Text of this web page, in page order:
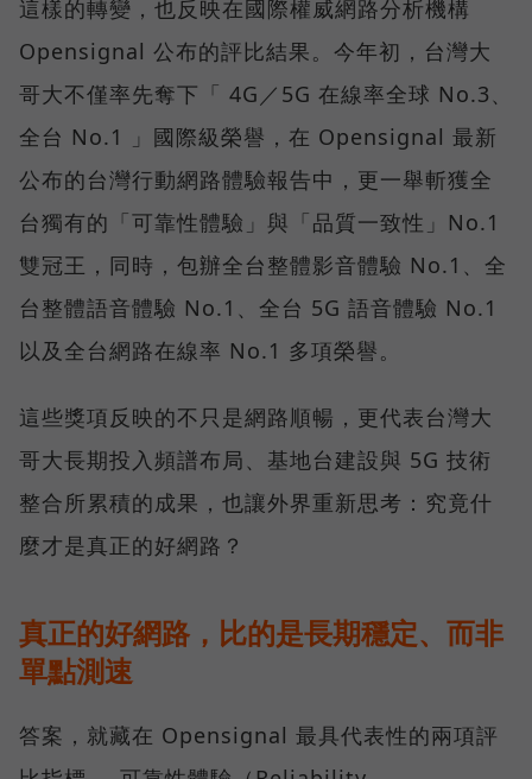
這樣的轉變，也反映在國際權威網路分析機構
Opensignal 公布的評比結果。今年初，台灣大
哥大不僅率先奪下「 4G／5G 在線率全球 No.3、
全台 No.1 」國際級榮譽，在 Opensignal 最新
公布的台灣行動網路體驗報告中，更一舉斬獲全
台獨有的「可靠性體驗」與「品質一致性」No.1
雙冠王，同時，包辦全台整體影音體驗 No.1、全
台整體語音體驗 No.1、全台 5G 語音體驗 No.1
以及全台網路在線率 No.1 多項榮譽。
這些獎項反映的不只是網路順暢，更代表台灣大
哥大長期投入頻譜布局、基地台建設與 5G 技術
整合所累積的成果，也讓外界重新思考：究竟什
麼才是真正的好網路？
真正的好網路，比的是長期穩定、而非
單點測速
答案，就藏在 Opensignal 最具代表性的兩項評